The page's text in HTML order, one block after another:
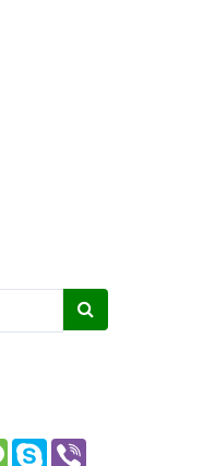
Message
Skype